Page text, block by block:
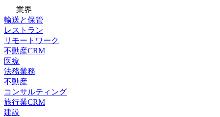
業界
輸送と保管
レストラン
リモートワーク
不動産CRM
医療
法務業務
不動産
コンサルティング
旅行業CRM
建設